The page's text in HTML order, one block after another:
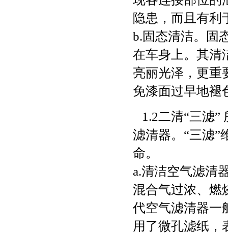
隐患，而且有利
b.固态清洁。固
在车身上。其清
亮丽光泽，更重
免漆面过早地褪
1.2二清“三滤”
滤清器。“三滤”
命。
a.清洁空气滤清
混合气过浓、燃
代空气滤清器一
用了微孔滤纸，